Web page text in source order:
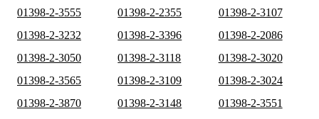
01398-2-3555
01398-2-2355
01398-2-3107
01398-2-3232
01398-2-3396
01398-2-2086
01398-2-3050
01398-2-3118
01398-2-3020
01398-2-3565
01398-2-3109
01398-2-3024
01398-2-3870
01398-2-3148
01398-2-3551